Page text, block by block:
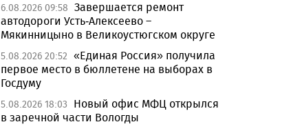
6.08.2026 09:58 Завершается ремонт
автодороги Усть-Алексеево –
Мякинницыно в Великоустюгском округе
5.08.2026 20:52 «Единая Россия» получила
первое место в бюллетене на выборах в
Госдуму
5.08.2026 18:03
Новый офис МФЦ открылся
в заречной части Вологды